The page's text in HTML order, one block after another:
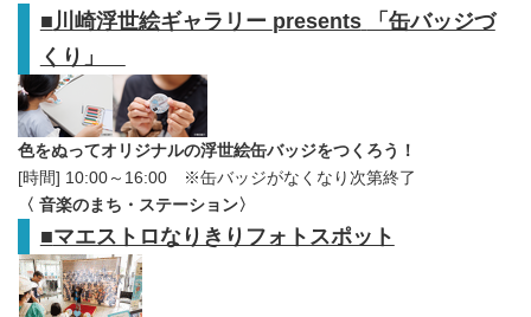
■ 川崎浮世絵ギャラリー presents
「缶バッジづ
くり」
色をぬってオリジナルの浮世絵缶バッジをつくろう！
[時間] 10:00～16:00 ※缶バッジがなくなり次第終了
〈 音楽のまち・ステーション〉
■マエストロなりきりフォトスポット